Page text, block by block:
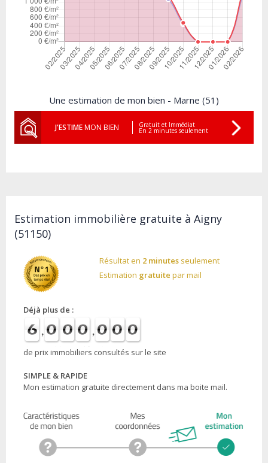
Une estimation de mon bien - Marne (51)
J'ESTIMEMON BIEN Gratuit et Immédiat
En 2 minutes seulement
Estimation immobilière gratuite à Aigny
(51150)
Résultat en 2 minutesseulement
Estimation gratuite par mail
Déjà plus de :
de prix immobiliers consultés sur le site
SIMPLE & RAPIDE
Mon estimation gratuite directement dans ma boite mail.